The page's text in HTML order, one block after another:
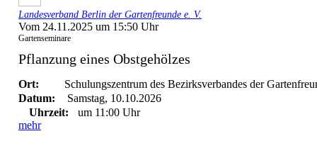
Landesverband Berlin der Gartenfreunde e. V.
Vom 24.11.2025 um 15:50 Uhr
Gartenseminare
Pflanzung eines Obstgehölzes
Ort:
Schulungszentrum des Bezirksverbandes der
Datum:
Samstag, 10.10.2026
Uhrzeit:
um 11:00 Uhr
mehr